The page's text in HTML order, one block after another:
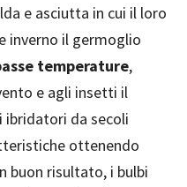
e asciutta in cui il loro
inverno il germoglio
temperature,
e agli insetti il
ibridatori da secoli
ottenendo
buon risultato, i bulbi